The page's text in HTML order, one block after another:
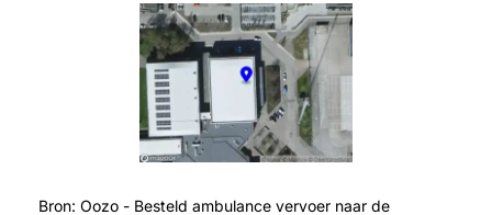
Bron: Oozo - Besteld ambulance vervoer naar de